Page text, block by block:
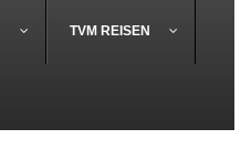
TVM REISEN